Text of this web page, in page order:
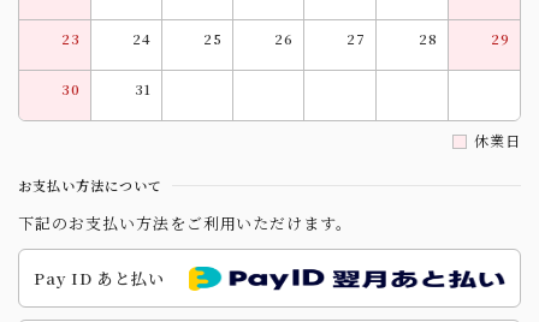
23 24 25 26 27 28 29
30 31
休業日
お支払い方法について
下記のお支払い方法をご利用いただけます。
Pay ID あと払い